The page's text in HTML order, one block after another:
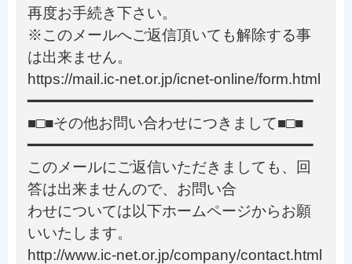
再度お手続き下さい。
※このメールへご返信頂いても解除する事
は出来ません。
https://mail.ic-net.or.jp/icnet-online/form.html
━━━━━━━━━━━━━━━━━━━━━━━━━━━━━━━━━
■□■その他お問い合わせにつきまして■□■
━━━━━━━━━━━━━━━━━━━━━━━━━━━━━━━━━
このメールにご返信いただきましても、回
答は出来ませんので、お問い合
わせについては以下ホームページからお願
いいたします。
http://www.ic-net.or.jp/company/contact.html